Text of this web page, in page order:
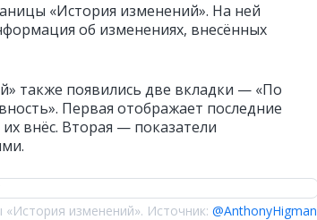
«История изменений». На ней
об изменениях, внесённых
также появились две вкладки — «По
Первая отображает последние
внёс. Вторая — показатели
изменений». Источник: @AnthonyHigman